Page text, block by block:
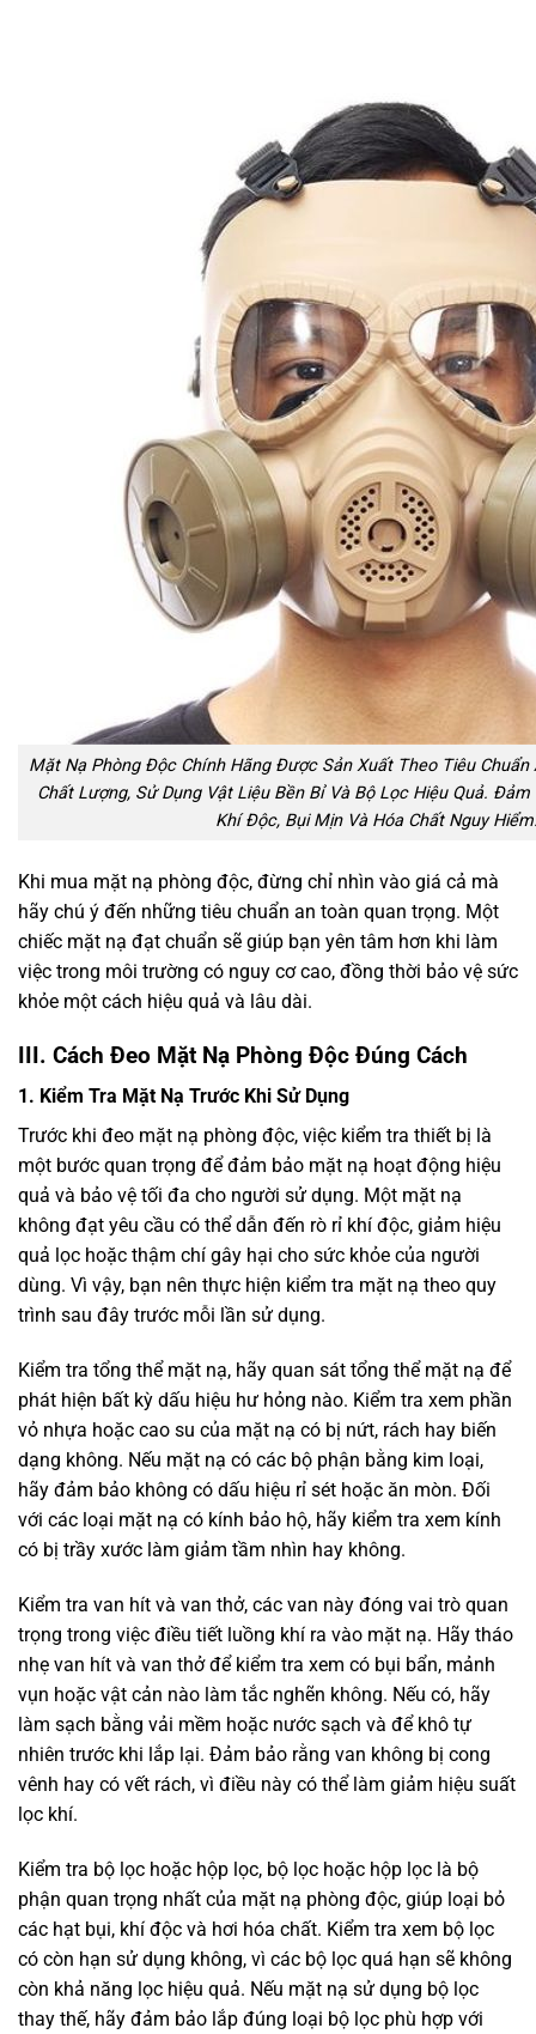
Mặt Nạ Phòng Độc Chính Hãng Được Sản Xuất Theo Tiêu Chuẩn
Chất Lượng, Sử Dụng Vật Liệu Bền Bỉ Và Bộ Lọc Hiệu Quả.
Khí Độc, Bụi Mịn Và Hóa Chất Nguy
Khi mua mặt nạ phòng độc, đừng chỉ nhìn vào giá cả mà
hãy chú ý đến những tiêu chuẩn an toàn quan trọng. Một
chiếc mặt nạ đạt chuẩn sẽ giúp bạn yên tâm hơn khi làm
việc trong môi trường có nguy cơ cao, đồng thời bảo vệ sức
khỏe một cách hiệu quả và lâu dài.
III. Cách Đeo Mặt Nạ Phòng Độc Đúng Cách
1. Kiểm Tra Mặt Nạ Trước Khi Sử Dụng
Trước khi đeo mặt nạ phòng độc, việc kiểm tra thiết bị là
một bước quan trọng để đảm bảo mặt nạ hoạt động hiệu
quả và bảo vệ tối đa cho người sử dụng. Một mặt nạ
không đạt yêu cầu có thể dẫn đến rò rỉ khí độc, giảm hiệu
quả lọc hoặc thậm chí gây hại cho sức khỏe của người
dùng. Vì vậy, bạn nên thực hiện kiểm tra mặt nạ theo quy
trình sau đây trước mỗi lần sử dụng.
Kiểm tra tổng thể mặt nạ, hãy quan sát tổng thể mặt nạ để
phát hiện bất kỳ dấu hiệu hư hỏng nào. Kiểm tra xem phần
vỏ nhựa hoặc cao su của mặt nạ có bị nứt, rách hay biến
dạng không. Nếu mặt nạ có các bộ phận bằng kim loại,
hãy đảm bảo không có dấu hiệu rỉ sét hoặc ăn mòn. Đối
với các loại mặt nạ có kính bảo hộ, hãy kiểm tra xem kính
có bị trầy xước làm giảm tầm nhìn hay không.
Kiểm tra van hít và van thở, các van này đóng vai trò quan
trọng trong việc điều tiết luồng khí ra vào mặt nạ. Hãy tháo
nhẹ van hít và van thở để kiểm tra xem có bụi bẩn, mảnh
vụn hoặc vật cản nào làm tắc nghẽn không. Nếu có, hãy
làm sạch bằng vải mềm hoặc nước sạch và để khô tự
nhiên trước khi lắp lại. Đảm bảo rằng van không bị cong
vênh hay có vết rách, vì điều này có thể làm giảm hiệu suất
lọc khí.
Kiểm tra bộ lọc hoặc hộp lọc, bộ lọc hoặc hộp lọc là bộ
phận quan trọng nhất của mặt nạ phòng độc, giúp loại bỏ
các hạt bụi, khí độc và hơi hóa chất. Kiểm tra xem bộ lọc
có còn hạn sử dụng không, vì các bộ lọc quá hạn sẽ không
còn khả năng lọc hiệu quả. Nếu mặt nạ sử dụng bộ lọc
thay thế, hãy đảm bảo lắp đúng loại bộ lọc phù hợp với